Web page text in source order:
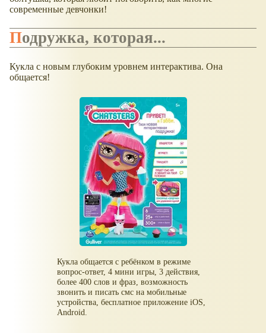
современные девчонки!
Подружка, которая...
Кукла с новым глубоким уровнем интерактива. Она
общается!
Кукла общается с ребёнком в режиме
вопрос-ответ, 4 мини игры, 3 действия,
более 400 слов и фраз, возможность
звонить и писать смс на мобильные
устройства, бесплатное приложение iOS,
Android.